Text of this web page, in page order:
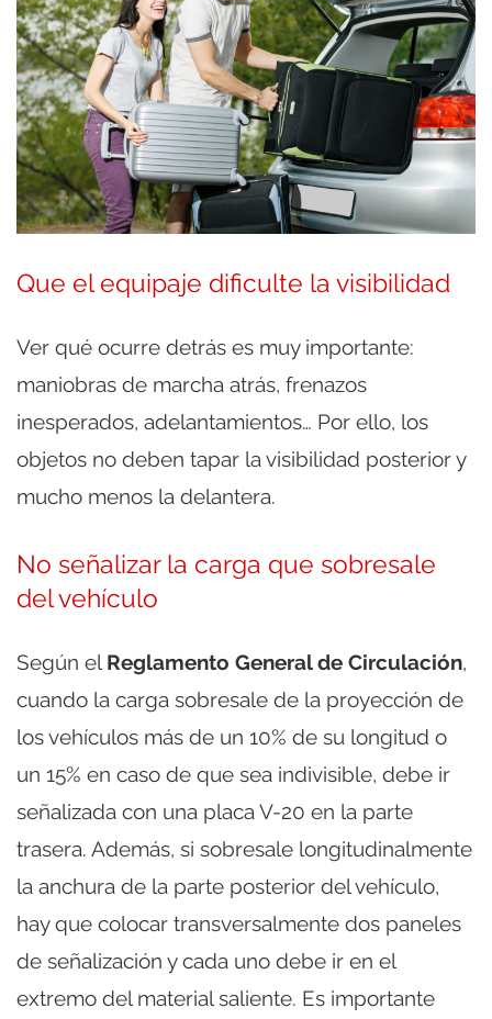
Que el equipaje dificulte la visibilidad
Ver qué ocurre detrás es muy importante:
maniobras de marcha atrás, frenazos
inesperados, adelantamientos… Por ello, los
objetos no deben tapar la visibilidad posterior y
mucho menos la delantera.
No señalizar la carga que sobresale
del vehículo
Según el Reglamento General de Circulación,
cuando la carga sobresale de la proyección de
los vehículos más de un 10% de su longitud o
un 15% en caso de que sea indivisible, debe ir
señalizada con una placa V-20 en la parte
trasera. Además, si sobresale longitudinalmente
la anchura de la parte posterior del vehículo,
hay que colocar transversalmente dos paneles
de señalización y cada uno debe ir en el
extremo del material saliente. Es importante